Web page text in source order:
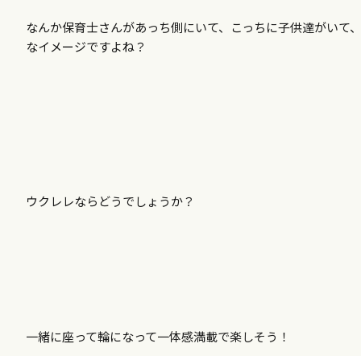
なんか保育士さんがあっち側にいて、こっちに子供達がい
なイメージですよね？
ウクレレならどうでしょうか？
一緒に座って輪になって一体感満載で楽しそう！